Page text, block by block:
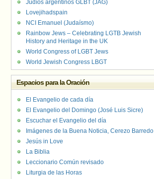
Judíos argentinos GLBT (JAG)
Lovejihadspain
NCI Emanuel (Judaísmo)
Rainbow Jews – Celebrating LGTB Jewish
History and Heritage in the UK
World Congress of LGBT Jews
World Jewish Congress LBGT
Espacios para la Oración
El Evangelio de cada día
El Evangelio del Domingo (José Luis Sicre)
Escuchar el Evangelio del día
Imágenes de la Buena Noticia, Cerezo Barredo
Jesús in Love
La Biblia
Leccionario Común revisado
Liturgia de las Horas